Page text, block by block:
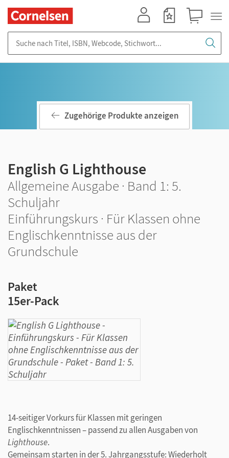
Zugehörige Produkte anzeigen
English G Lighthouse
Allgemeine Ausgabe · Band 1: 5.
Schuljahr
Einführungskurs · Für Klassen ohne
Englischkenntnisse aus der
Grundschule
Paket
15er-Pack
14-seitiger Vorkurs für Klassen mit geringen
Englischkenntnissen – passend zu allen Ausgaben von
Lighthouse.
Gemeinsam starten in der 5. Jahrgangsstufe: Wiederholt